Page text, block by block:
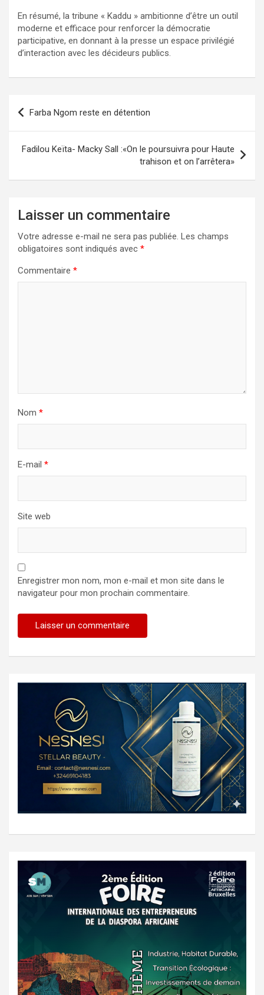
En résumé, la tribune « Kaddu » ambitionne d’être un outil
moderne et efficace pour renforcer la démocratie
participative, en donnant à la presse un espace privilégié
d’interaction avec les décideurs publics.
Farba Ngom reste en détention
Fadilou Keïta- Macky Sall :«On le poursuivra pour Haute
trahison et on l’arrêtera»
Laisser un commentaire
Votre adresse e-mail ne sera pas publiée. Les champs
obligatoires sont indiqués avec *
Commentaire *
Nom *
E-mail *
Site web
Enregistrer mon nom, mon e-mail et mon site dans le
navigateur pour mon prochain commentaire.